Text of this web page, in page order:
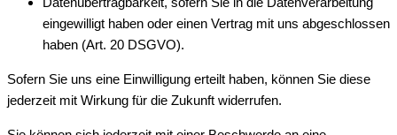
eingewilligt haben oder einen Vertrag mit uns abgeschlossen
haben (Art. 20 DSGVO).
Sofern Sie uns eine Einwilligung erteilt haben, können Sie diese
jederzeit mit Wirkung für die Zukunft widerrufen.